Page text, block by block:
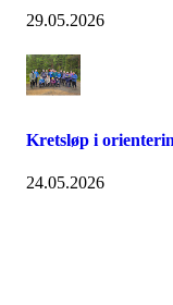
29.05.2026
Kretsløp i
24.05.2026